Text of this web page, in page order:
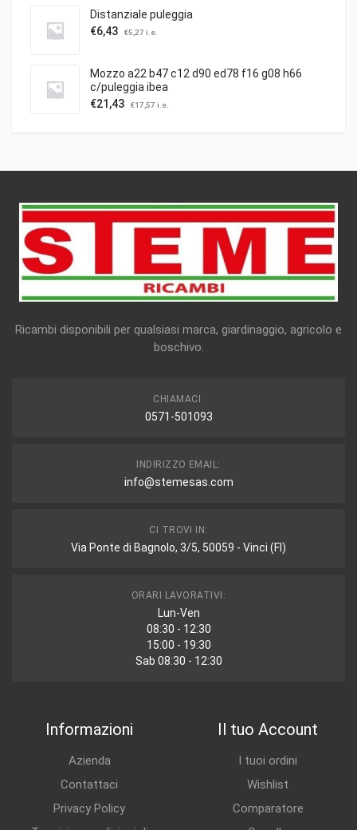
Distanziale puleggia
€6,43 €5,27 i.e.
Mozzo a22 b47 c12 d90 ed78 f16 g08 h66
c/puleggia ibea
€21,43 €17,57 i.e.
Ricambi disponibili per qualsiasi marca, giardinaggio, agricolo e
boschivo.
CHIAMACI:
0571-501093
INDIRIZZO EMAIL:
info@stemesas.com
CI TROVI IN:
Via Ponte di Bagnolo, 3/5, 50059 - Vinci (FI)
ORARI LAVORATIVI:
Lun-Ven
08:30 - 12:30
15:00 - 19:30
Sab 08:30 - 12:30
Informazioni
Azienda
Contattaci
Privacy Policy
Il tuo Account
I tuoi ordini
Wishlist
Comparatore